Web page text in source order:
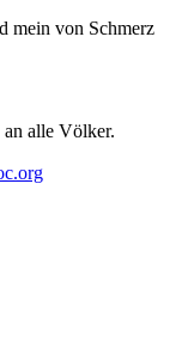
mein von Schmerz
alle Völker.